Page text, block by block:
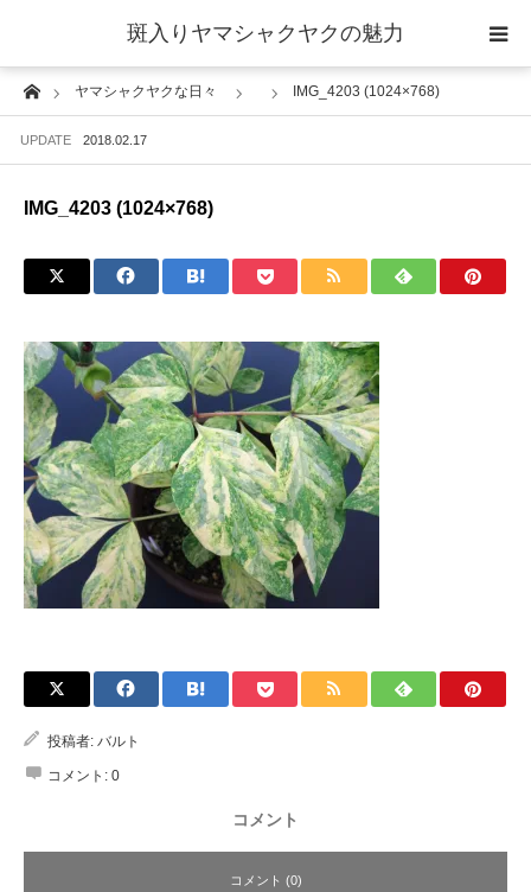
斑入りヤマシャクヤクの魅力
Homeヤマシャクヤクな日々 IMG_4203 (1024×768)
UPDATE 2018.02.17
IMG_4203 (1024×768)
投稿者: バルト
コメント: 0
コメント
コメント (0)
当サイトについて
斑入りヤマシャクヤクの魅力 ギャラリー